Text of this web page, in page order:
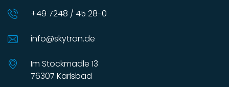
+49 7248 / 45 28-0
info@skytron.de
Im Stöckmädle 13
76307 Karlsbad